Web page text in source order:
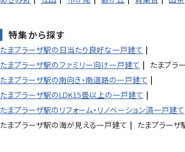
特集から探す
たまプラーザ駅の日当たり良好な一戸建て
たまプラーザ駅のファミリー向け一戸建て
たまプラ
たまプラーザ駅の南向き・南道路の一戸建て
たまプラーザ駅のLDK15畳以上の一戸建て
たまプラーザ駅のリフォーム・リノベーション済一戸建て
たまプラーザ駅の海が見える一戸建て
たまプラー